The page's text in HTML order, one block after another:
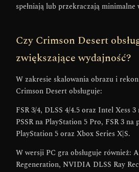
spełniają lub przekraczają minimalne
Czy Crimson Desert
zwiększające wydajność?
W zakresie skalowania obrazu i
Crimson Desert obsługuje:
FSR 3/4, DLSS 4/4.5 oraz Intel Xess
PSSR na PlayStation 5 Pro, FSR 3 na
PlayStation 5 oraz Xbox Series X|S.
W wersji PC gra obsługuje również:
Regeneration, NVIDIA DLSS Ray